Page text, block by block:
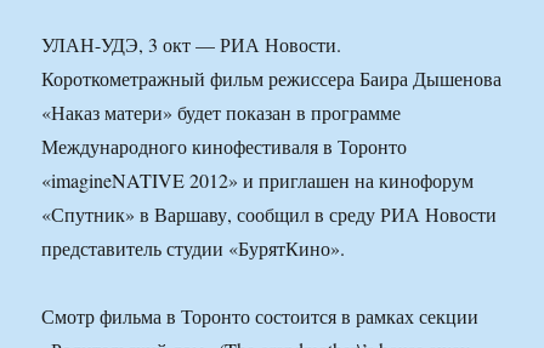
УЛАН-УДЭ, 3 окт — РИА Новости.
Короткометражный фильм режиссера Баира Дышенова
«Наказ матери» будет показан в программе
Международного кинофестиваля в Торонто
«imagineNATIVE 2012» и приглашен на кинофорум
«Спутник» в Варшаву, сообщил в среду РИА Новости
представитель студии «БурятКино».
Смотр фильма в Торонто состоится в рамках секции